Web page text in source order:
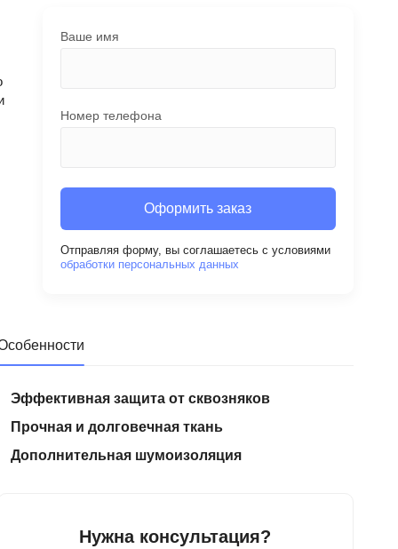
Ваше имя
Номер телефона
Оформить заказ
Отправляя форму, вы соглашаетесь с условиями
обработки персональных данных
Эффективная защита от сквозняков
Прочная и долговечная ткань
Дополнительная шумоизоляция
Нужна консультация?